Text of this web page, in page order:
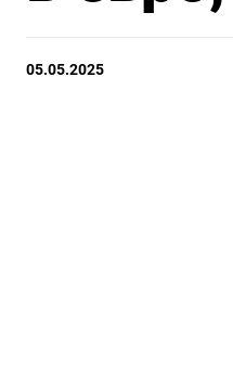
05.05.2025